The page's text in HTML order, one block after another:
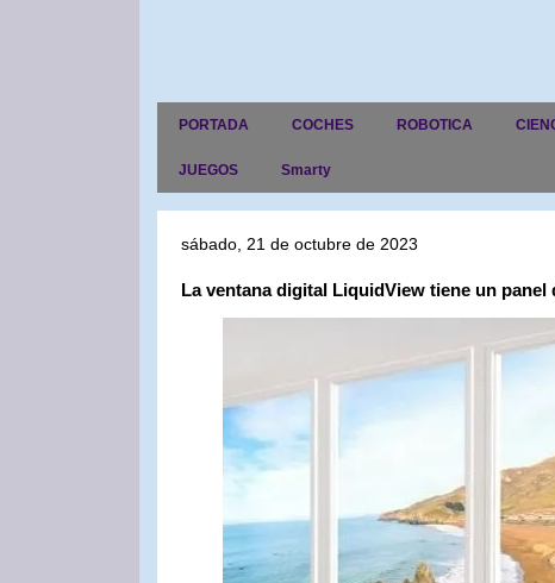
PORTADA COCHES ROBOTICA
JUEGOS Smarty
sábado, 21 de octubre de 2023
La ventana digital LiquidView tiene un panel